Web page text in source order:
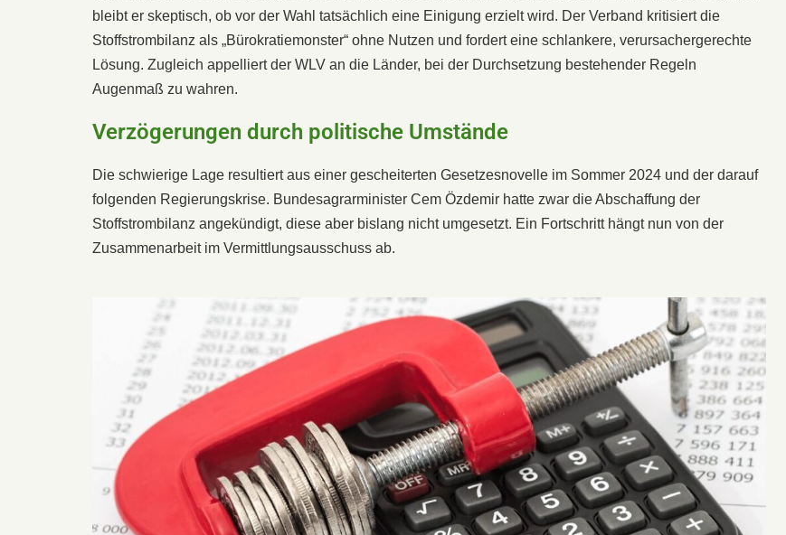
bleibt er skeptisch, ob vor der Wahl tatsächlich eine Einigung erzielt wird. Der Verband kritisiert die
Stoffstrombilanz als „Bürokratiemonster“ ohne Nutzen und fordert eine schlankere, verursachergerechte
Lösung. Zugleich appelliert der WLV an die Länder, bei der Durchsetzung bestehender Regeln
Augenmaß zu wahren.
Verzögerungen durch politische Umstände
Die schwierige Lage resultiert aus einer gescheiterten Gesetzesnovelle im Sommer 2024 und der darauf
folgenden Regierungskrise. Bundesagrarminister Cem Özdemir hatte zwar die Abschaffung der
Stoffstrombilanz angekündigt, diese aber bislang nicht umgesetzt. Ein Fortschritt hängt nun von der
Zusammenarbeit im Vermittlungsausschuss ab.